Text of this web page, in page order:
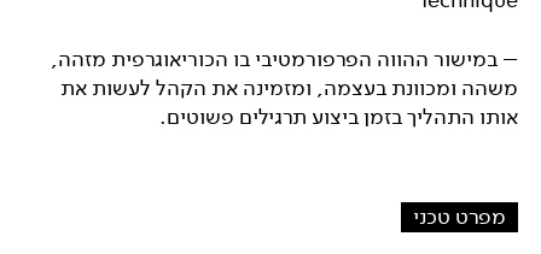
– במישור ההווה הפרפורמטיבי בו הכוריאוגרפית מזהה,
משהה ומכוונת בעצמה, ומזמינה את הקהל לעשות את
אותו התהליך בזמן ביצוע תרגילים פשוטים.
מפרט טכני